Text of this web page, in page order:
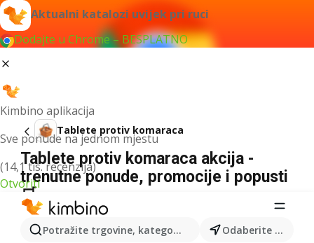
Aktualni katalozi uvijek pri ruci
Dodajte u Chrome – BESPLATNO
Kimbino aplikacija
Sve ponude na jednom mjestu
(14,1 tis. recenzija)
Otvoriti
Potražite trgovine, kategorije, proizvode... Odaberite grad
Tablete protiv komaraca
Tablete protiv komaraca akcija -
trenutne ponude, promocije i popusti
🛒
Nismo pronašli rezultate za taj izraz.
Više kataloga iz kategorije